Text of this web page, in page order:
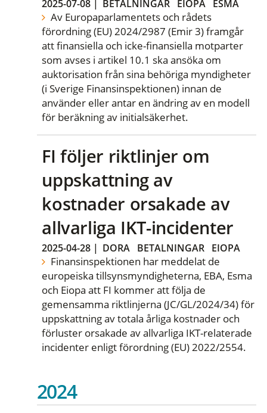
2025-07-08 BETALNINGAR EIOPA ESMA
Av Europaparlamentets och rådets
förordning (EU) 2024/2987 (Emir 3) framgår
att finansiella och icke-finansiella motparter
som avses i artikel 10.1 ska ansöka om
auktorisation från sina behöriga myndigheter
(i Sverige Finansinspektionen) innan de
använder eller antar en ändring av en modell
för beräkning av initialsäkerhet.
FI följer riktlinjer om
uppskattning av
kostnader orsakade av
allvarliga IKT-incidenter
2025-04-28 | DORA BETALNINGAR EIOPA
Finansinspektionen har meddelat de
europeiska tillsynsmyndigheterna, EBA, Esma
och Eiopa att FI kommer att följa de
gemensamma riktlinjerna (JC/GL/2024/34) för
uppskattning av totala årliga kostnader och
förluster orsakade av allvarliga IKT-relaterade
incidenter enligt förordning (EU) 2022/2554.
2024